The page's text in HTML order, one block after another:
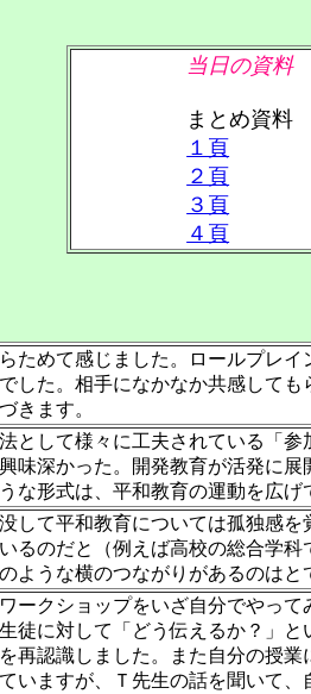
当日の資料
まとめ資料
１頁
２頁
３頁
４頁
ためて感じました。ロールプレ
した。相手になかなか共感して
きます。
として様々に工夫されている「
味深かった。開発教育が活発に
な形式は、平和教育の運動を広げ
して平和教育については孤独感
るのだと（例えば高校の総合学
ような横のつながりがあるのはと
ークショップをいざ自分でやっ
徒に対して「どう伝えるか？」
再認識しました。また自分の授
いますが、Ｔ先生の話を聞いて